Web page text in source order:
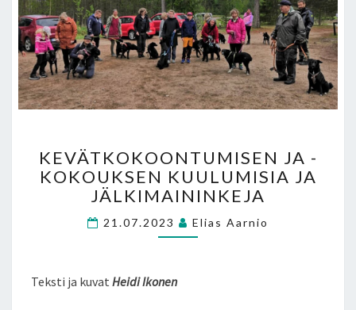
JA
-
KOKOUKSEN
JA
KEVÄTKOKOONTUMISEN JA -
KOKOUKSEN KUULUMISIA JA
JÄLKIMAININKEJA
21.07.2023 Elias Aarnio
Teksti ja kuvat Heidi Ikonen